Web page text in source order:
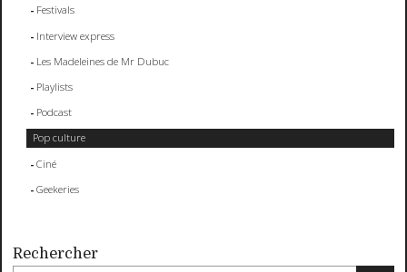
Festivals
Interview express
Les Madeleines de Mr Dubuc
Playlists
Podcast
Pop culture
Ciné
Geekeries
Rechercher